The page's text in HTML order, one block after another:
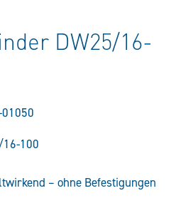
DW25/16-
100
– ohne Befestigungen